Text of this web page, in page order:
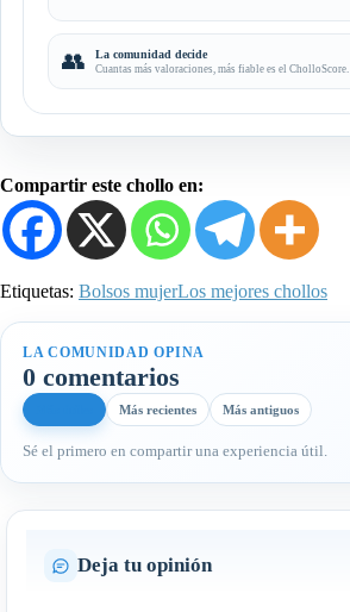
👥 La comunidad decide
Cuantas más valoraciones, más fiable es el CholloScore.
Compartir este chollo en:
Etiquetas: Bolsos mujerLos mejores chollos
LA COMUNIDAD OPINA
0 comentarios
Más recientes Más antiguos
Sé el primero en compartir una experiencia útil.
Deja tu opinión